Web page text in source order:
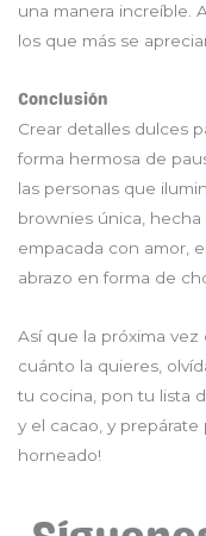
una manera increíble.
los que más se
Conclusión
Crear detalles dulces
forma hermosa de
las personas que
brownies única,
empacada con amor,
abrazo en forma de
Así que la próxima
cuánto la quieres,
tu cocina, pon tu lista
y el cacao, y prepárate
horneado!